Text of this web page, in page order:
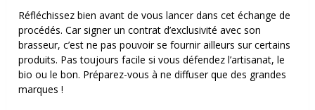
Réfléchissez bien avant de vous lancer dans cet échange de
procédés. Car signer un contrat d’exclusivité avec son
brasseur, c’est ne pas pouvoir se fournir ailleurs sur certains
produits. Pas toujours facile si vous défendez l’artisanat, le
bio ou le bon. Préparez-vous à ne diffuser que des grandes
marques !